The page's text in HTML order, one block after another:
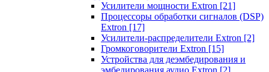
Усилители мощности Extron [21]
Процессоры обработки сигналов (DSP)
Extron [17]
Усилители-распределители Extron [2]
Громкоговорители Extron [15]
Устройства для деэмбедирования и
эмбедирования аудио Extron [2]